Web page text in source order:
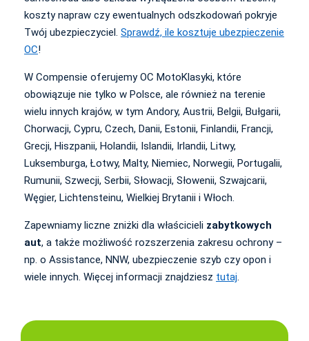
koszty napraw czy ewentualnych odszkodowań pokryje
Twój ubezpieczyciel. Sprawdź, ile kosztuje ubezpieczenie
OC!
W Compensie oferujemy OC MotoKlasyki, które
obowiązuje nie tylko w Polsce, ale również na terenie
wielu innych krajów, w tym Andory, Austrii, Belgii, Bułgarii,
Chorwacji, Cypru, Czech, Danii, Estonii, Finlandii, Francji,
Grecji, Hiszpanii, Holandii, Islandii, Irlandii, Litwy,
Luksemburga, Łotwy, Malty, Niemiec, Norwegii, Portugalii,
Rumunii, Szwecji, Serbii, Słowacji, Słowenii, Szwajcarii,
Węgier, Lichtensteinu, Wielkiej Brytanii i Włoch.
Zapewniamy liczne zniżki dla właścicieli zabytkowych
aut, a także możliwość rozszerzenia zakresu ochrony –
np. o Assistance, NNW, ubezpieczenie szyb czy opon i
wiele innych. Więcej informacji znajdziesz tutaj.